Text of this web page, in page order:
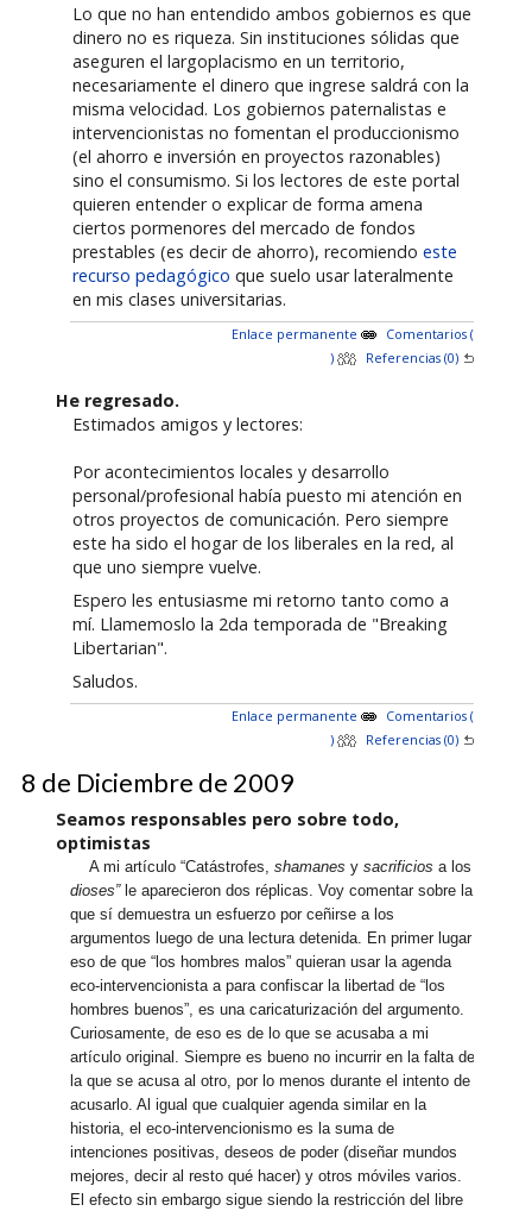
Lo que no han entendido ambos gobiernos es que
dinero no es riqueza. Sin instituciones sólidas que
aseguren el largoplacismo en un territorio,
necesariamente el dinero que ingrese saldrá con la
misma velocidad. Los gobiernos paternalistas e
intervencionistas no fomentan el produccionismo
(el ahorro e inversión en proyectos razonables)
sino el consumismo. Si los lectores de este portal
quieren entender o explicar de forma amena
ciertos pormenores del mercado de fondos
prestables (es decir de ahorro), recomiendoeste
recurso pedagógico que suelo usar lateralmente
en mis clases universitarias.
Enlace permanente
Comentarios (
)
Referencias (0)
He regresado.
Estimados amigos y lectores:
Por acontecimientos locales y desarrollo
personal/profesional había puesto mi atención en
otros proyectos de comunicación. Pero siempre
este ha sido el hogar de los liberales en la red, al
que uno siempre vuelve.
Espero les entusiasme mi retorno tanto como a
mí. Llamemoslo la 2da temporada de "Breaking
Libertarian".
Saludos.
Enlace permanente
Comentarios (
)
Referencias (0)
8 de Diciembre de 2009
Seamos responsables pero sobre todo,
optimistas
A mi artículo “Catástrofes,shamanes ysacrificios a los
dioses” le aparecieron dos réplicas. Voy comentar sobre la
que sí demuestra un esfuerzo por ceñirse a los
argumentos luego de una lectura detenida. En primer lugar
eso de que “los hombres malos” quieran usar la agenda
eco-intervencionista a para confiscar la libertad de “los
hombres buenos”, es una caricaturización del argumento.
Curiosamente, de eso es de lo que se acusaba a mi
artículo original. Siempre es bueno no incurrir en la falta de
la que se acusa al otro, por lo menos durante el intento de
acusarlo. Al igual que cualquier agenda similar en la
historia, el eco-intervencionismo es la suma de
intenciones positivas, deseos de poder (diseñar mundos
mejores, decir al resto qué hacer) y otros móviles varios.
El efecto sin embargo sigue siendo la restricción del libre